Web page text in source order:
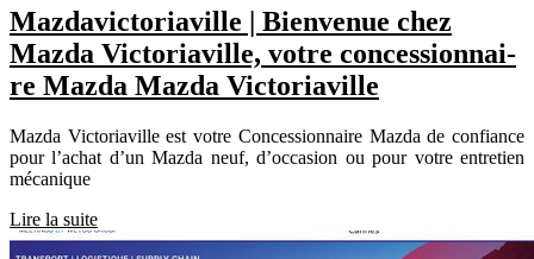
Maz­davictoria­vil­le | Bienvenue chez
Mazda Victoria­vil­le, votre con­cession­nai­
re Mazda Mazda Victoria­vil­le
Mazda Victoriaville est votre Concessionnaire Mazda de confiance
pour l’achat d’un Mazda neuf, d’occasion ou pour votre entretien
mécanique
Lire la suite